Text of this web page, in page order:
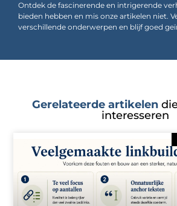
Ontdek de fascinerende en intrigerende
bieden hebben en mis onze artikelen niet.
verschillende onderwerpen en blijf goed
Gerelateerde artikelen
interesseren